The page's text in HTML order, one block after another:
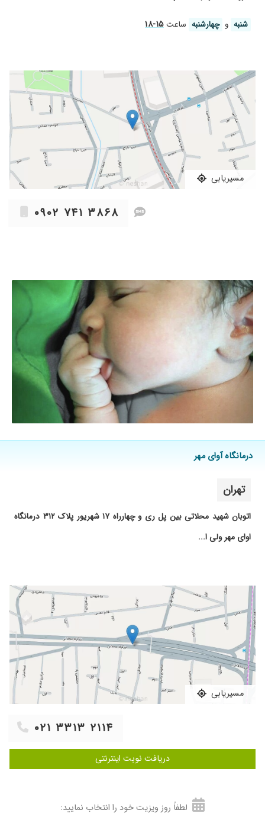
شنبه و چهارشنبه ساعت۱۵-۱۸
مسیریابی
۰۹۰۲ ۷۴۱ ۳۸۶۸
درمانگاه آوای مهر
تهران
اتوبان شهید محلاتی بین پل ری و چهارراه ۱۷ شهریور پلاک ۳۱۲ درمانگاه
اوای مهر ولی ا...
مسیریابی
۰۲۱ ۳۳۱۳ ۲۱۱۴
دریافت نوبت اینترنتی
لطفاً روز ویزیت خود را انتخاب نمایید: